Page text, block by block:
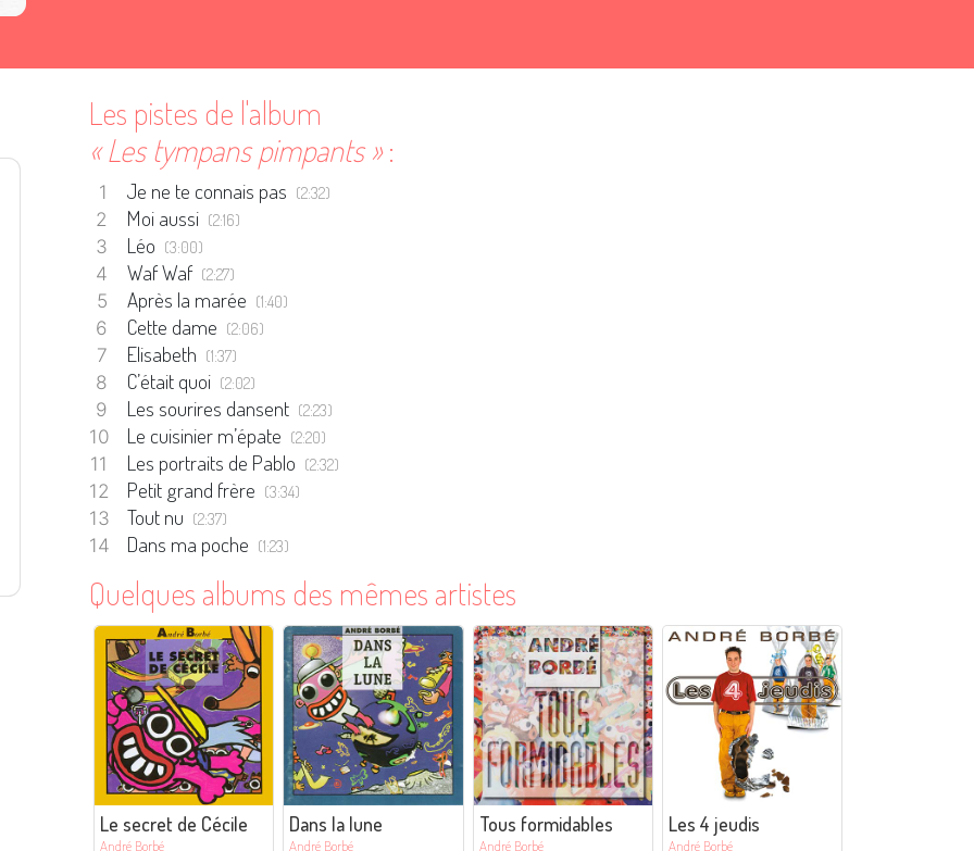
Les pistes de l'album
« Les tympans pimpants »:
Je ne te connais pas (2:32)
Moi aussi (2:16)
Léo (3:00)
Waf Waf (2:27)
Après la marée (1:40)
Cette dame (2:06)
Elisabeth (1:37)
C’était quoi (2:02)
Les sourires dansent (2:23)
Le cuisinier m’épate (2:20)
Les portraits de Pablo (2:32)
Petit grand frère (3:34)
Tout nu (2:37)
Dans ma poche (1:23)
Quelques albums des mêmes artistes
Le secret de Cécile
André Borbé
Dans la lune
André Borbé
Tous formidables
André Borbé
Les 4 jeudis
André Borbé